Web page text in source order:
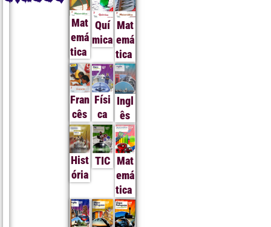
Mat
emá
tica
Quí
mica
Mat
emá
tica
Fran
cês
Físi
ca
Ingl
ês
Hist
ória
TIC Mat
emá
tica